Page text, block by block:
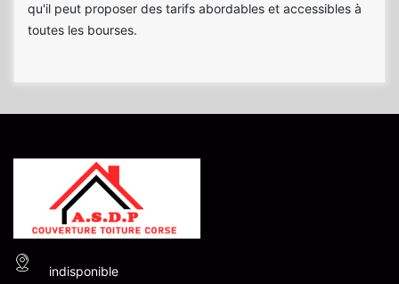
qu'il peut proposer des tarifs abordables et accessibles à
toutes les bourses.
indisponible